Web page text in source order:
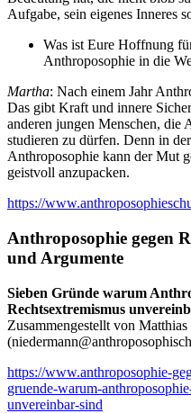
Aufgabe, sein eigenes Inneres
Was ist Eure Hoffnung
Anthroposophie in die
Martha: Nach einem Jahr
Das gibt Kraft und innere
anderen jungen Menschen, die
studieren zu dürfen. Denn in
Anthroposophie kann der Mut
geistvoll anzupacken.
https://
Anthroposophie gegen
und Argumente
Sieben Gründe warum
Rechtsextremismus
Zusammengestellt von
(
https://www.anthroposophie-
gruende-warum-
unvereinbar-sind